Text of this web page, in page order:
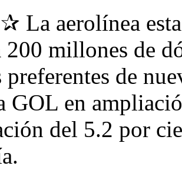
aerolínea
millones de
preferentes de
GOL en
del 5.2 por